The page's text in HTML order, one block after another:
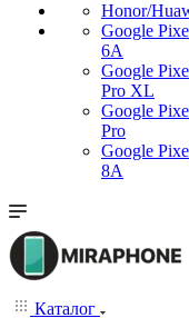
Honor/
Google
6A
Google
Pro XL
Google
Pro
Google
8A
Каталог